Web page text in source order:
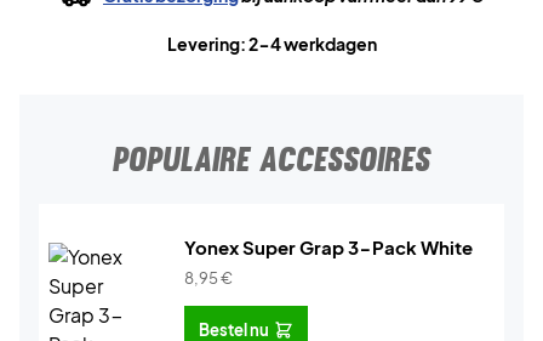
Levering: 2-4 werkdagen
POPULAIRE ACCESSOIRES
Yonex Super Grap 3-Pack White
8,95€
Bestel nu